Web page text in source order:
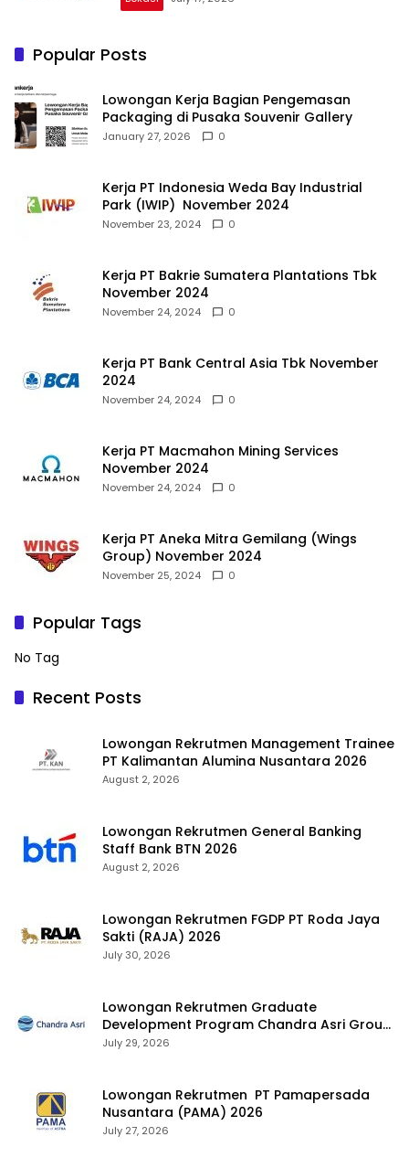
Popular Posts
Lowongan Kerja Bagian Pengemasan
Packaging di Pusaka Souvenir Gallery
January 27, 2026 0
Kerja PT Indonesia Weda Bay Industrial
Park (IWIP) November 2024
November 23, 2024 0
Kerja PT Bakrie Sumatera Plantations Tbk
November 2024
November 24, 2024 0
Kerja PT Bank Central Asia Tbk November
2024
November 24, 2024 0
Kerja PT Macmahon Mining Services
November 2024
November 24, 2024 0
Kerja PT Aneka Mitra Gemilang (Wings
Group) November 2024
November 25, 2024 0
Popular Tags
No Tag
Recent Posts
Lowongan Rekrutmen Management Trainee
PT Kalimantan Alumina Nusantara 2026
August 2, 2026
Lowongan Rekrutmen General Banking
Staff Bank BTN 2026
August 2, 2026
Lowongan Rekrutmen FGDP PT Roda Jaya
Sakti (RAJA) 2026
July 30, 2026
Lowongan Rekrutmen Graduate
Development Program Chandra Asri Group
2026
July 29, 2026
Lowongan Rekrutmen PT Pamapersada
Nusantara (PAMA) 2026
July 27, 2026